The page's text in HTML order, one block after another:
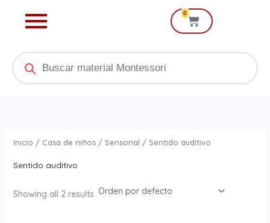
0
Cart
Products
search
Inicio / Casa de niños/ Sensorial / Sentido auditivo
Sentido auditivo
Showing all 2 results